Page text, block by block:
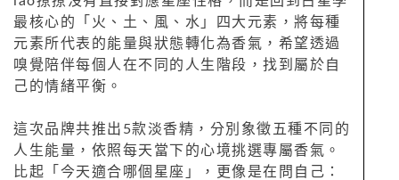
最核心的「火、土、風、水」四大元素，將每種
元素所代表的能量與狀態轉化為香氣，希望透過
嗅覺陪伴每個人在不同的人生階段，找到屬於自
己的情緒平衡。
這次品牌共推出5款淡香精，分別象徵五種不同的
人生能量，依照每天當下的心境挑選專屬香氣。
比起「今天適合哪個星座」，更像是在問自己：